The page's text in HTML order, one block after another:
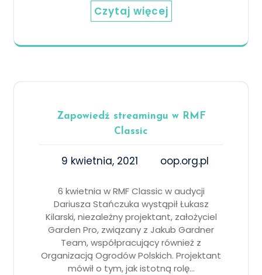
Czytaj więcej
Zapowiedź streamingu w RMF
Classic
9 kwietnia, 2021 oop.org.pl
6 kwietnia w RMF Classic w audycji
Dariusza Stańczuka wystąpił Łukasz
Kilarski, niezależny projektant, założyciel
Garden Pro, związany z Jakub Gardner
Team, współpracujący również z
Organizacją Ogrodów Polskich. Projektant
mówił o tym, jak istotną rolę…